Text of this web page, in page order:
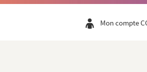
Mon compte